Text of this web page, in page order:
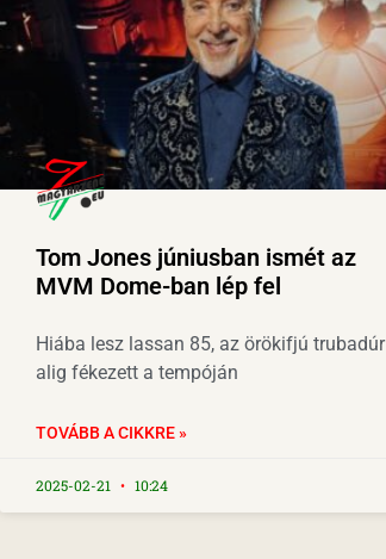
Tom Jones júniusban ismét az
MVM Dome-ban lép fel
Hiába lesz lassan 85, az örökifjú trubadúr
alig fékezett a tempóján
TOVÁBB A CIKKRE »
2025-02-21 10:24